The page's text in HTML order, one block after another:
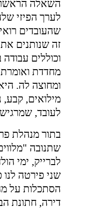
השאלה
לערך הפיזי
שהעובדים
זה שנותנים
וכוללים
מחדדת
ומחוצה לה.
מילואים,
לעובד,
בתור מנהלת
שתנובה
לברייק, ימי
שני פירטה
הסתכלות על
דירה, חתונת